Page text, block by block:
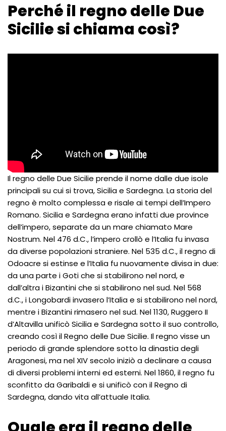
Perché il regno delle Due
Sicilie si chiama così?
Il regno delle Due Sicilie prende il nome dalle due isole
principali su cui si trova, Sicilia e Sardegna. La storia del
regno è molto complessa e risale ai tempi dell’Impero
Romano. Sicilia e Sardegna erano infatti due province
dell’impero, separate da un mare chiamato Mare
Nostrum. Nel 476 d.C., l’impero crollò e l’Italia fu invasa
da diverse popolazioni straniere. Nel 535 d.C., il regno di
Odoacre si estinse e l’Italia fu nuovamente divisa in due:
da una parte i Goti che si stabilirono nel nord, e
dall’altra i Bizantini che si stabilirono nel sud. Nel 568
d.C., i Longobardi invasero l’Italia e si stabilirono nel nord,
mentre i Bizantini rimasero nel sud. Nel 1130, Ruggero II
d’Altavilla unificò Sicilia e Sardegna sotto il suo controllo,
creando così il Regno delle Due Sicilie. Il regno visse un
periodo di grande splendore sotto la dinastia degli
Aragonesi, ma nel XIV secolo iniziò a declinare a causa
di diversi problemi interni ed esterni. Nel 1860, il regno fu
sconfitto da Garibaldi e si unificò con il Regno di
Sardegna, dando vita all’attuale Italia.